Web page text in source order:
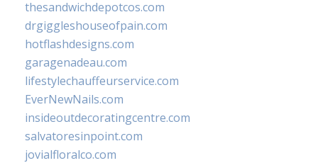
thesandwichdepotcos.com
drgiggleshouseofpain.com
hotflashdesigns.com
garagenadeau.com
lifestylechauffeurservice.com
EverNewNails.com
insideoutdecoratingcentre.com
salvatoresinpoint.com
jovialfloralco.com